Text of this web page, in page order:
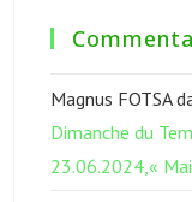
Magnus FOTSA
Dimanche du
23.06.2024,«